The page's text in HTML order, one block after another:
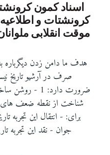
اسناد کمون
کرونشتات و
موقت انقلابی
هدف ما دامن زدن
صرف در آرشیو تاریخ
برای: - انتقال این تجربه
جوان - نقد این تجربه